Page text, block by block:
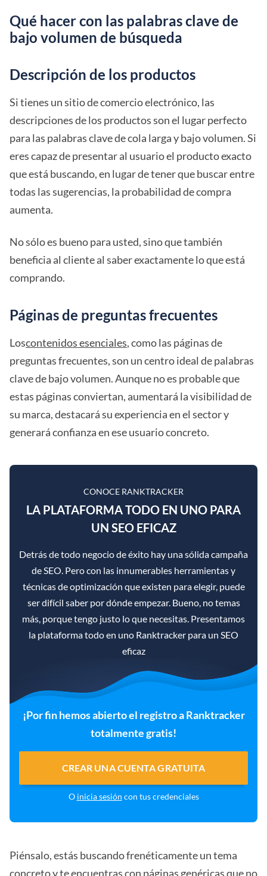
Qué hacer con las palabras clave de
bajo volumen de búsqueda
Descripción de los productos
Si tienes un sitio de comercio electrónico, las
descripciones de los productos son el lugar perfecto
para las palabras clave de cola larga y bajo volumen. Si
eres capaz de presentar al usuario el producto exacto
que está buscando, en lugar de tener que buscar entre
todas las sugerencias, la probabilidad de compra
aumenta.
No sólo es bueno para usted, sino que también
beneficia al cliente al saber exactamente lo que está
comprando.
Páginas de preguntas frecuentes
Loscontenidos esenciales, como las páginas de
preguntas frecuentes, son un centro ideal de palabras
clave de bajo volumen. Aunque no es probable que
estas páginas conviertan, aumentará la visibilidad de
su marca, destacará su experiencia en el sector y
generará confianza en ese usuario concreto.
CONOCE RANKTRACKER
LA PLATAFORMA TODO EN UNO PARA
UN SEO EFICAZ
Detrás de todo negocio de éxito hay una sólida campaña
de SEO. Pero con las innumerables herramientas y
técnicas de optimización que existen para elegir, puede
ser difícil saber por dónde empezar. Bueno, no temas
más, porque tengo justo lo que necesitas. Presentamos
la plataforma todo en uno Ranktracker para un SEO
eficaz
¡Por fin hemos abierto el registro a Ranktracker
totalmente gratis!
CREAR UNA CUENTA GRATUITA
O inicia sesión con tus credenciales
Piénsalo, estás buscando frenéticamente un tema
concreto y te encuentras con páginas genéricas que no